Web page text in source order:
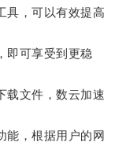
，可以有效提高
可享受到更稳
文件，数云加速
，根据用户的网